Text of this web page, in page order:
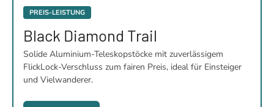
PREIS-LEISTUNG
Black Diamond Trail
Solide Aluminium-Teleskopstöcke mit zuverlässigem
FlickLock-Verschluss zum fairen Preis, ideal für Einsteiger
und Vielwanderer.